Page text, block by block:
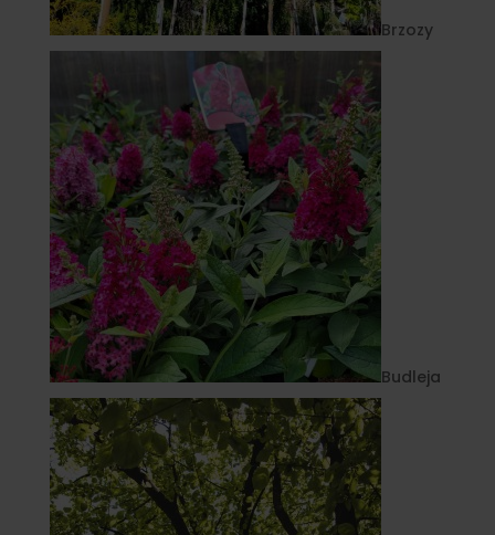
Brzozy
Budleja